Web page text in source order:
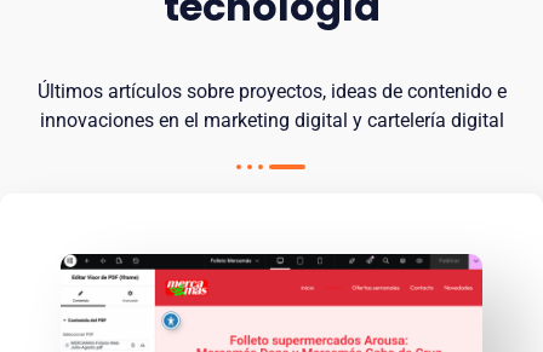
Últimos artículos sobre proyectos, ideas de contenido e
innovaciones en el marketing digital y cartelería digital